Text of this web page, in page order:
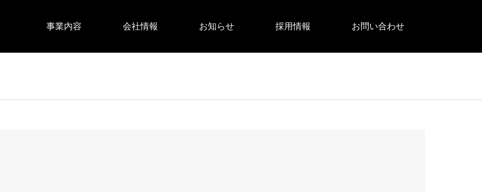
事業内容 会社情報 お知らせ 採用情報 お問い合わせ